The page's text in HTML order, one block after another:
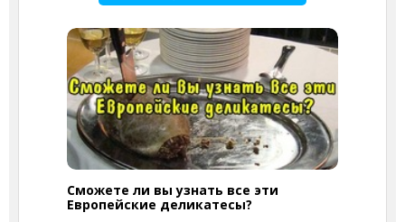
Сможете ли вы узнать все эти
Европейские деликатесы?